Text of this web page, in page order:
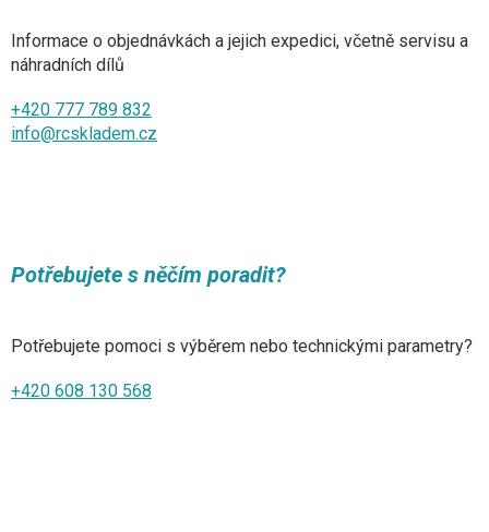
Informace o objednávkách a jejich expedici, včetně servisu a
náhradních dílů
+420 777 789 832
info@rcskladem.cz
Potřebujete s něčím poradit?
Potřebujete pomoci s výběrem nebo technickými parametry?
+420 608 130 568